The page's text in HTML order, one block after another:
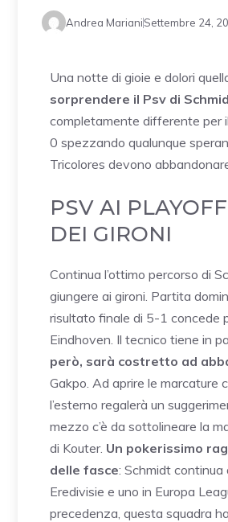
Andrea MarianiSettembre 24,
Una notte di gioie e dolori
sorprendere il Psv di
completamente differente per il
0 spezzando qualunque
Tricolores devono
PSV AI
DEI GIRONI
Continua l’ottimo percorso di
giungere ai gironi. Partita
risultato finale di 5-1 concede
Eindhoven. Il tecnico tiene in
però, sarà costretto ad
Gakpo. Ad aprire le marcature
l’esterno regalerà un
mezzo c’è da sottolineare la
di Kouter. Un pokerissimo
delle fasce: Schmidt continua
Eredivisie e uno in Europa
precedenza, questa squadra